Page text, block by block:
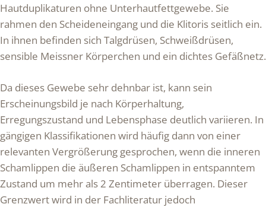
Hautduplikaturen ohne Unterhautfettgewebe. Sie
rahmen den Scheideneingang und die Klitoris seitlich ein.
In ihnen befinden sich Talgdrüsen, Schweißdrüsen,
sensible Meissner Körperchen und ein dichtes Gefäßnetz.
Da dieses Gewebe sehr dehnbar ist, kann sein
Erscheinungsbild je nach Körperhaltung,
Erregungszustand und Lebensphase deutlich variieren. In
gängigen Klassifikationen wird häufig dann von einer
relevanten Vergrößerung gesprochen, wenn die inneren
Schamlippen die äußeren Schamlippen in entspanntem
Zustand um mehr als 2 Zentimeter überragen. Dieser
Grenzwert wird in der Fachliteratur jedoch